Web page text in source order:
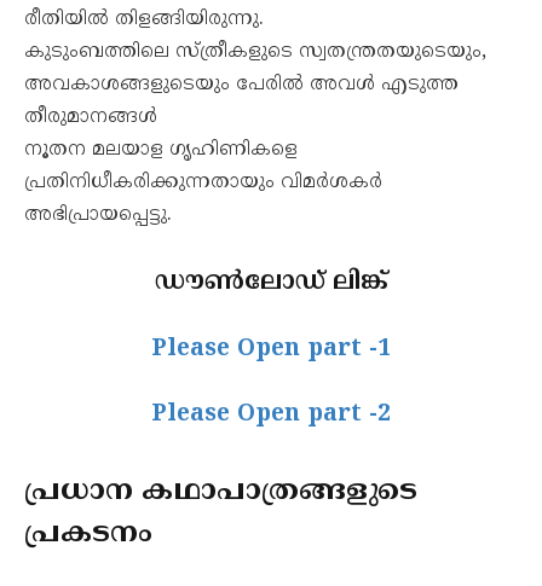
രീതിയിൽ തിളങ്ങിയിരുന്നു.
കുടുംബത്തിലെ സ്ത്രീകളുടെ സ്വതന്ത്രതയുടെയും,
അവകാശങ്ങളുടെയും പേരിൽ അവൾ എടുത്ത
തീരുമാനങ്ങൾ
നൂതന മലയാള ഗൃഹിണികളെ
പ്രതിനിധീകരിക്കുന്നതായും വിമർശകർ
അഭിപ്രായപ്പെട്ടു.
ഡൗൺലോഡ് ലിങ്ക്
Please Open part -1
Please Open part -2
പ്രധാന കഥാപാത്രങ്ങളുടെ
പ്രകടനം